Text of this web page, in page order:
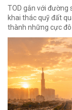
TOD gắn với đường
khai thác quỹ đất
thành những cực đô